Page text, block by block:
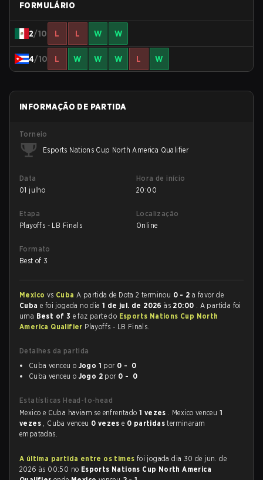
FORMULÁRIO
2/10 L L W W
4/10 L W W W L W
INFORMAÇÃO DE PARTIDA
Torneio
Esports Nations Cup North America Qualifier
Data
01 julho
Hora de início
20:00
Etapa
Playoffs - LB Finals
Localização
Online
Formato
Best of 3
Mexico vs CubaA partida de Dota 2 terminou 0 - 2 a favor de
Cuba e foi jogada no dia 1 de jul. de 2026às 20:00 . A partida foi
uma Best of 3 e faz parte do Esports Nations Cup North
America Qualifier Playoffs - LB Finals.
Detalhes da partida
Cuba venceu o Jogo 1 por 0 - 0
Cuba venceu o Jogo 2 por 0 - 0
Estatísticas Head-to-head
Mexico e Cuba haviam se enfrentado 1 vezes . Mexico venceu 1
vezes , Cuba venceu 0 vezese 0 partidasterminaram
empatadas.
A última partida entre os times foi jogada dia 30 de jun. de
2026 às 00:50 no Esports Nations Cup North America